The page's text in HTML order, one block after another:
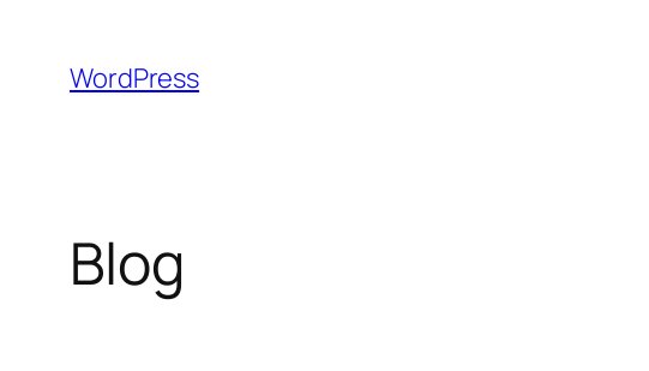
contenu
WordPress
Blog